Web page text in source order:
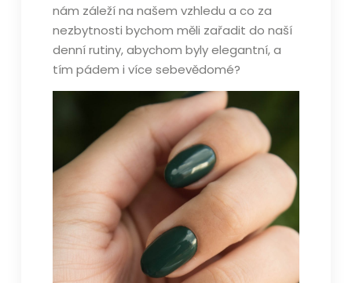
nám záleží na našem vzhledu a co za
nezbytnosti bychom měli zařadit do naší
denní rutiny, abychom byly elegantní, a
tím pádem i více sebevědomé?